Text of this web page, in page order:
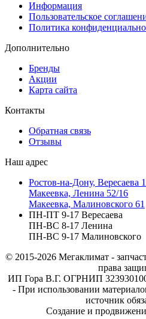
Информация
Пользовательское
Политика
Дополнительно
Бренды
Акции
Карта сайта
Контакты
Обратная связь
Отзывы
Наш адрес
Ростов-на-Дону, Вересаева
Макеевка, Ленина 52/16
Макеевка, Малиновского 61
ПН-ПТ 9-17 Вересаева
ПН-ВС 8-17 Ленина
ПН-ВС 9-17 Малиновского
© 2015-2026 Мегаклимат -
права
ИП Гора В.Г. ОГРНИП
- При использовании
источник
Создание и